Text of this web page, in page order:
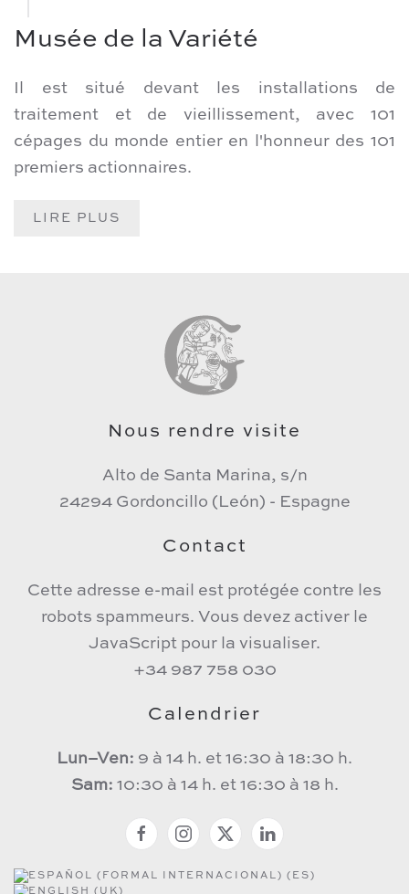
Musée de la Variété
Il est situé devant les installations de
traitement et de vieillissement, avec 101
cépages du monde entier en l'honneur des 101
premiers actionnaires.
LIRE PLUS
Nous rendre visite
Alto de Santa Marina, s/n
24294 Gordoncillo (León) - Espagne
Contact
Cette adresse e-mail est protégée contre les
robots spammeurs. Vous devez activer le
JavaScript pour la visualiser.
+34 987 758 030
Calendrier
Lun–Ven: 9 à 14 h. et 16:30 à 18:30 h.
Sam: 10:30 à 14 h. et 16:30 à 18 h.